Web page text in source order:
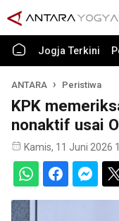
Jogja Terkini
ANTARA Peristiwa
KPK
nonaktif usai
Kamis, 11 Juni 2026